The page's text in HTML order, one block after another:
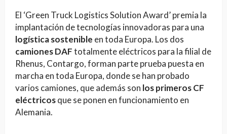
El ‘Green Truck Logistics Solution Award’ premia la
implantación de tecnologías innovadoras para una
logística sostenible en toda Europa. Los dos
camiones DAFtotalmente eléctricos para la filial de
Rhenus, Contargo, forman parte prueba puesta en
marcha en toda Europa, donde se han probado
varios camiones, que además son los primeros CF
eléctricosque se ponen en funcionamiento en
Alemania.